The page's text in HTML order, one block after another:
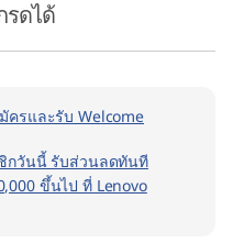
รดได้
ครและรับ Welcome
กวันนี้ รับส่วนลดทันที
ขึ้นไป ที่ Lenovo